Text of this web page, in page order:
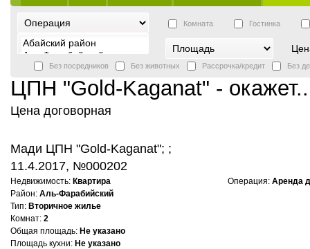
Комната Гостинка
Без посредников Без животных Рассрочка/кредит Без
ЦПН "Gold-Kaganat" -
Цена договорная
Мади ЦПН "Gold-Kaganat"; ;
11.4.2017, №000202
Недвижимость: Квартира Операция: Аренда
Район: Аль-Фарабийский
Тип: Вторичное жилье
Комнат: 2
Общая площадь: Не указано
Площадь кухни: Не указано